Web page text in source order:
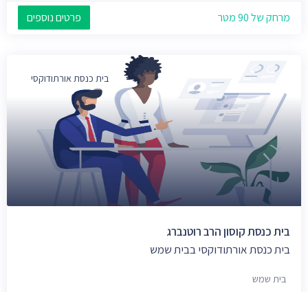
מרחק של 90 מטר פרטים נוספים
בית כנסת אורתודוקסי
בית כנסת קוסון הרב רוטנברג
בית כנסת אורתודוקסי בבית שמש
בית שמש